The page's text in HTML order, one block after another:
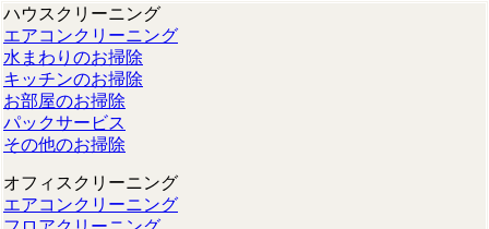
ハウスクリーニング
エアコンクリーニング
水まわりのお掃除
キッチンのお掃除
お部屋のお掃除
パックサービス
その他のお掃除
オフィスクリーニング
エアコンクリーニング